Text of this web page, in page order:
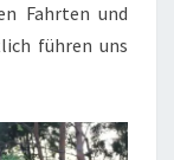
Fahrten und
führen uns